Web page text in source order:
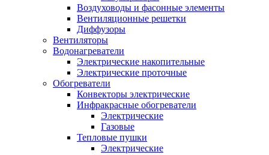
Воздуховоды и фасонные элементы
Вентиляционные решетки
Диффузоры
Вентиляторы
Водонагреватели
Электрические накопительные
Электрические проточные
Обогреватели
Конвекторы электрические
Инфракрасные обогреватели
Электрические
Газовые
Тепловые пушки
Электрические